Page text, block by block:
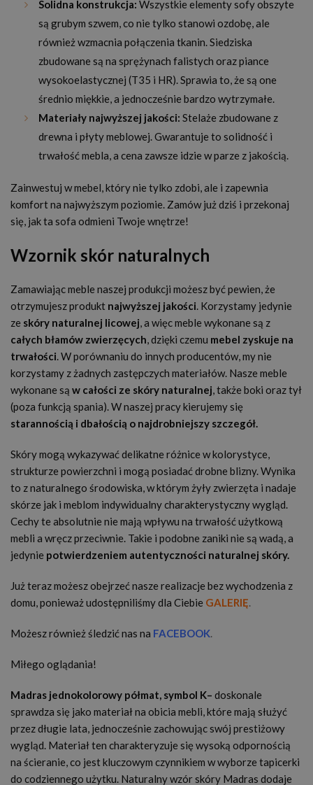
Solidna konstrukcja: Wszystkie elementy sofy obszyte
są grubym szwem, co nie tylko stanowi ozdobę, ale
również wzmacnia połączenia tkanin. Siedziska
zbudowane są na sprężynach falistych oraz piance
wysokoelastycznej (T35 i HR). Sprawia to, że są one
średnio miękkie, a jednocześnie bardzo wytrzymałe.
Materiały najwyższej jakości: Stelaże zbudowane z
drewna i płyty meblowej. Gwarantuje to solidność i
trwałość mebla, a cena zawsze idzie w parze z jakością.
Zainwestuj w mebel, który nie tylko zdobi, ale i zapewnia
komfort na najwyższym poziomie. Zamów już dziś i przekonaj
się, jak ta sofa odmieni Twoje wnętrze!
Wzornik skór naturalnych
Zamawiając meble naszej produkcji możesz być pewien, że
otrzymujesz produkt najwyższej jakości. Korzystamy jedynie
ze skóry naturalnej licowej, a więc meble wykonane są z
całych błamów zwierzęcych, dzięki czemu mebel zyskuje na
trwałości. W porównaniu do innych producentów, my nie
korzystamy z żadnych zastępczych materiałów. Nasze meble
wykonane są w całości ze skóry naturalnej, także boki oraz tył
(poza funkcją spania). W naszej pracy kierujemy się
starannością i dbałością o najdrobniejszy szczegół.
Skóry mogą wykazywać delikatne różnice w kolorystyce,
strukturze powierzchni i mogą posiadać drobne blizny. Wynika
to z naturalnego środowiska, w którym żyły zwierzęta i nadaje
skórze jak i meblom indywidualny charakterystyczny wygląd.
Cechy te absolutnie nie mają wpływu na trwałość użytkową
mebli a wręcz przeciwnie. Takie i podobne zaniki nie są wadą, a
jedynie potwierdzeniem autentyczności naturalnej skóry.
Już teraz możesz obejrzeć nasze realizacje bez wychodzenia z
domu, ponieważ udostępniliśmy dla Ciebie GALERIĘ.
Możesz również śledzić nas na FACEBOOK.
Miłego oglądania!
Madras jednokolorowy półmat, symbol K– doskonale
sprawdza się jako materiał na obicia mebli, które mają służyć
przez długie lata, jednocześnie zachowując swój prestiżowy
wygląd. Materiał ten charakteryzuje się wysoką odpornością
na ścieranie, co jest kluczowym czynnikiem w wyborze tapicerki
do codziennego użytku. Naturalny wzór skóry Madras dodaje